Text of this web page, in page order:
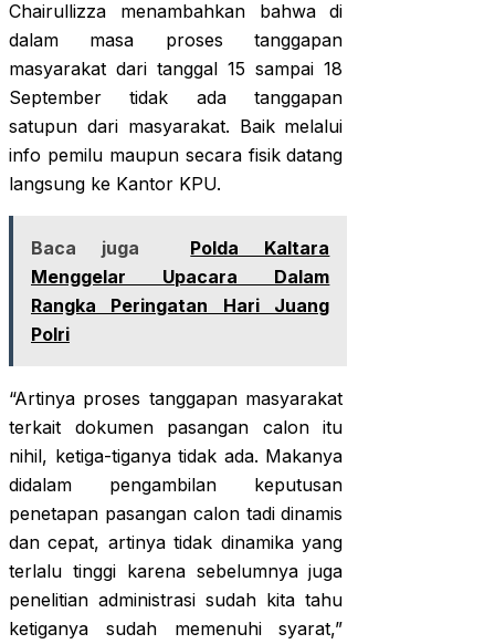
Chairullizza menambahkan bahwa di
dalam masa proses tanggapan
masyarakat dari tanggal 15 sampai 18
September tidak ada tanggapan
satupun dari masyarakat. Baik melalui
info pemilu maupun secara fisik datang
langsung ke Kantor KPU.
Baca juga
Polda Kaltara
Menggelar Upacara Dalam
Rangka Peringatan Hari Juang
Polri
“Artinya proses tanggapan masyarakat
terkait dokumen pasangan calon itu
nihil, ketiga-tiganya tidak ada. Makanya
didalam pengambilan keputusan
penetapan pasangan calon tadi dinamis
dan cepat, artinya tidak dinamika yang
terlalu tinggi karena sebelumnya juga
penelitian administrasi sudah kita tahu
ketiganya sudah memenuhi syarat,”